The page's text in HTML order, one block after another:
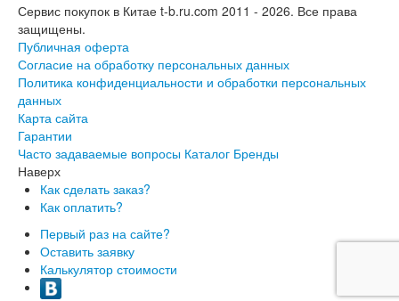
Сервис покупок в Китае t-b.ru.com 2011 - 2026. Все права
защищены.
Публичная оферта
Согласие на обработку персональных данных
Политика конфиденциальности и обработки персональных
данных
Карта сайта
Гарантии
Часто задаваемые вопросы Каталог Бренды
Наверх
Как сделать заказ?
Как оплатить?
Первый раз на сайте?
Оставить заявку
Калькулятор стоимости